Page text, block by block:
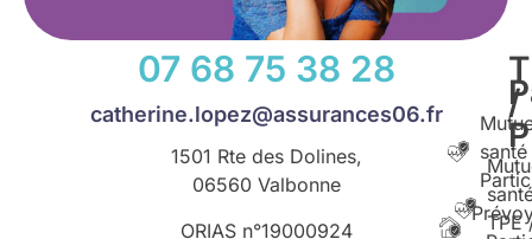
07 68 75 38 28
catherine.lopez@assurances06.fr
1501 Rte des Dolines,
06560 Valbonne
ORIAS n°19000924
/
TPE